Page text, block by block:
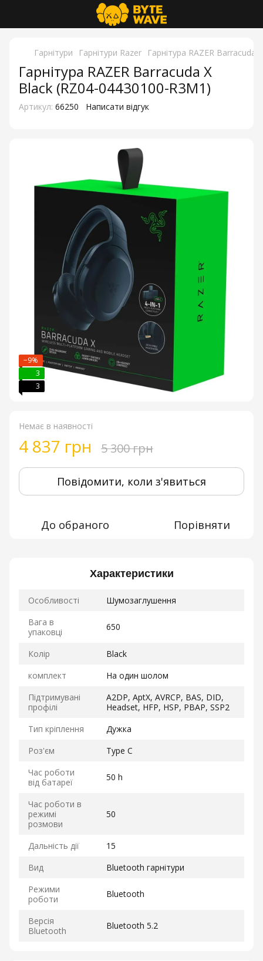
Гарнітури Гарнітури Razer Гарнітура RAZER
Гарнітура RAZER Barracuda X
Black (RZ04-04430100-R3M1)
Артикул: 66250 Написати відгук
−9%
3
3
Немає в наявності
4 837 грн 5 300 грн
Повідомити, коли з'явиться
До обраного Порівняти
Характеристики
Особливості
Шумозаглушення
Вага в
упаковці
650
Колір
Black
комплект
На один шолом
Підтримувані
профілі
A2DP, AptX, AVRCP, BAS, DID,
Headset, HFP, HSP, PBAP, SSP2
Тип кріплення
Дужка
Роз'єм
Type C
Час роботи
від батареї
50 h
Час роботи в
режимі
розмови
50
Дальність дії
15
Вид
Bluetooth гарнітури
Режими
роботи
Bluetooth
Версія
Bluetooth
Bluetooth 5.2